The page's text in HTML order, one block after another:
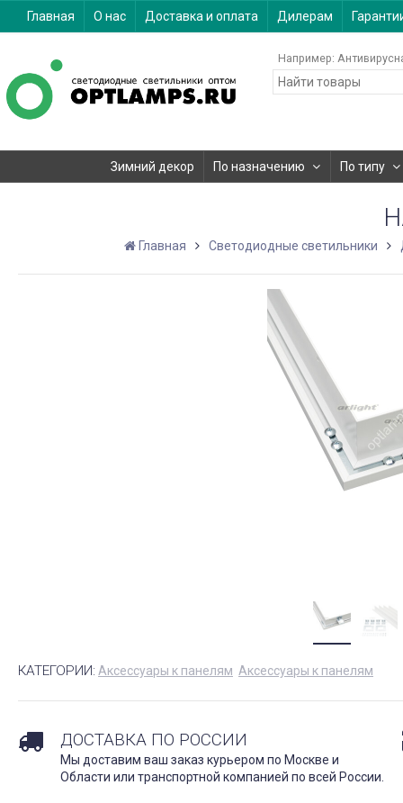
Главная О нас Доставка и оплата Дилерам
Например:
Зимний декор По назначению По типу
Главная Светодиодные светильники
КАТЕГОРИИ: Аксессуары к панелям Аксессуары к панелям
ДОСТАВКА ПО РОССИИ
Мы доставим ваш заказ курьером по Москве и
Области или транспортной компанией по всей России.